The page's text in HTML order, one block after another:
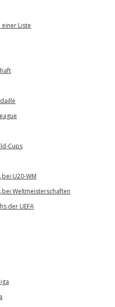
einer Liste
Cups
U20-WM
Weltmeisterschaften
der UEFA